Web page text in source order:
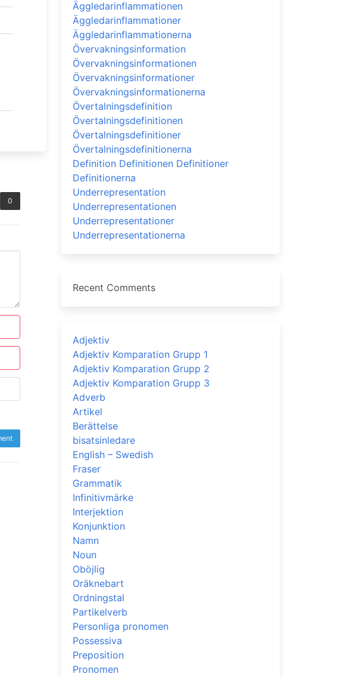
0
Äggledarinflammationen
Äggledarinflammationer
Äggledarinflammationerna
Övervakningsinformation
Övervakningsinformationen
Övervakningsinformationer
Övervakningsinformationerna
Övertalningsdefinition
Övertalningsdefinitionen
Övertalningsdefinitioner
Övertalningsdefinitionerna
Definition Definitionen Definitioner
Definitionerna
Underrepresentation
Underrepresentationen
Underrepresentationer
Underrepresentationerna
Recent Comments
Adjektiv
Adjektiv Komparation Grupp 1
Adjektiv Komparation Grupp 2
Adjektiv Komparation Grupp 3
Adverb
Artikel
Berättelse
bisatsinledare
English – Swedish
Fraser
Grammatik
Infinitivmärke
Interjektion
Konjunktion
Namn
Noun
Oböjlig
Oräknebart
Ordningstal
Partikelverb
Personliga pronomen
Possessiva
Preposition
Pronomen